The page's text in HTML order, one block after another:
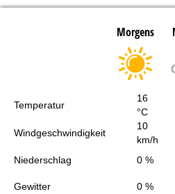
Morgens
Temperatur
16
°C
Windgeschwindigkeit
10
km/h
Niederschlag
0 %
Gewitter 0 %